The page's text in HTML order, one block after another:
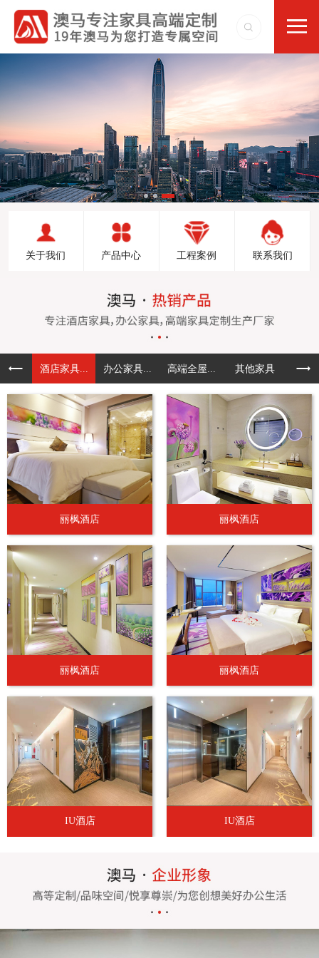
关于我们 产品中心 工程案例 联系我们
酒店家具... 办公家具... 高端全屋... 其他家具
丽枫酒店 丽枫酒店
丽枫酒店 丽枫酒店
IU酒店 IU酒店